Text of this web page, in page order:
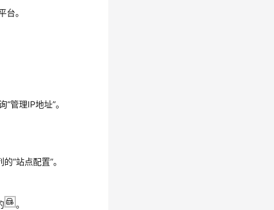
。
管理IP地址”。
“站点配置”。
。